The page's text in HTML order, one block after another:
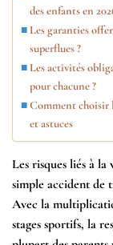
des enfants en
Les garanties
superflues ?
Les activités
pour chacune ?
Comment choisir
et astuces
Les risques liés à
simple accident de
Avec la
stages sportifs, la